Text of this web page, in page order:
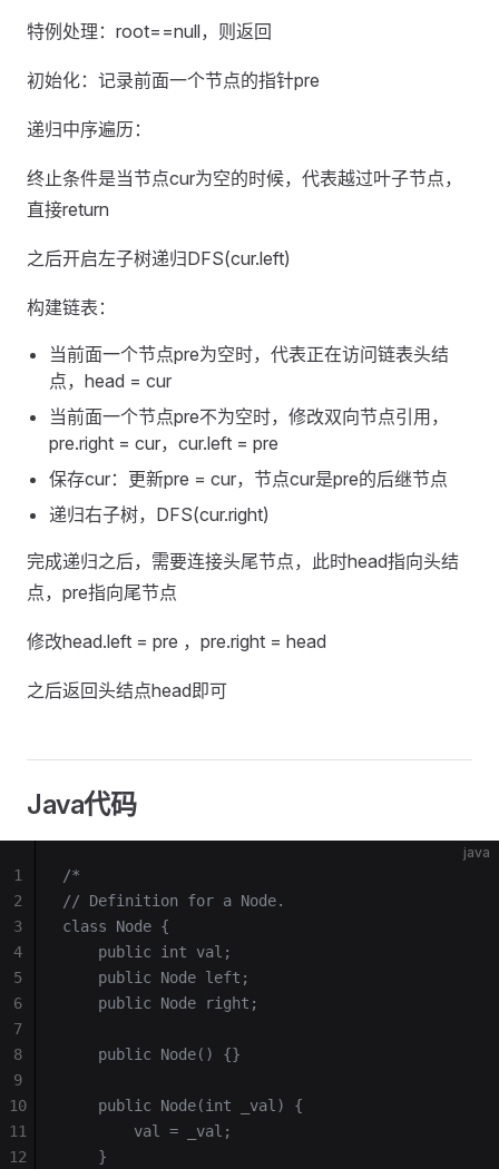
特例处理：root==null，则返回
初始化：记录前面一个节点的指针pre
递归中序遍历：
终止条件是当节点cur为空的时候，代表越过叶子节点，
直接return
之后开启左子树递归DFS(cur.left)
构建链表：
当前面一个节点pre为空时，代表正在访问链表头结
点，head = cur
当前面一个节点pre不为空时，修改双向节点引用，
pre.right = cur，cur.left = pre
保存cur：更新pre = cur，节点cur是pre的后继节点
递归右子树，DFS(cur.right)
完成递归之后，需要连接头尾节点，此时head指向头结
点，pre指向尾节点
修改head.left = pre ，pre.right = head
之后返回头结点head即可
Java代码
java
/*
// Definition for a Node.
class Node {
    public int val;
    public Node left;
    public Node right;
    public Node() {}
    public Node(int _val) {
        val = _val;
    }
1
2
3
4
5
6
7
8
9
10
11
12